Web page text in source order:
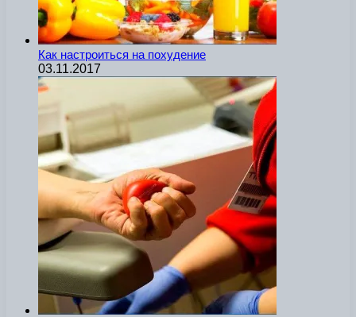
Как настроиться на похудение
03.11.2017